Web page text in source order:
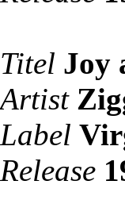
Titel Joy
Artist
Label
Release